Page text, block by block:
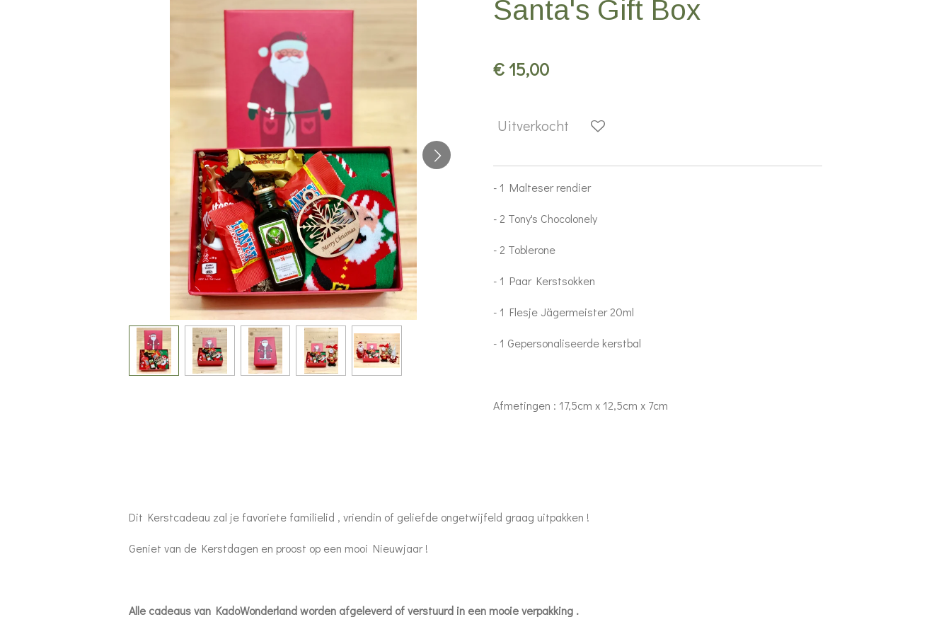
Santa's Gift Box
€ 15,00
Uitverkocht
- 1 Malteser rendier
- 2 Tony's Chocolonely
- 2 Toblerone
- 1 Paar Kerstsokken
- 1 Flesje Jägermeister 20ml
- 1 Gepersonaliseerde kerstbal
Afmetingen : 17,5cm x 12,5cm x 7cm
Dit Kerstcadeau zal je favoriete familielid , vriendin of geliefde ongetwijfeld graag uitpakken !
Geniet van de Kerstdagen en proost op een mooi Nieuwjaar !
Alle cadeaus van KadoWonderland worden afgeleverd of verstuurd in een mooie verpakking .